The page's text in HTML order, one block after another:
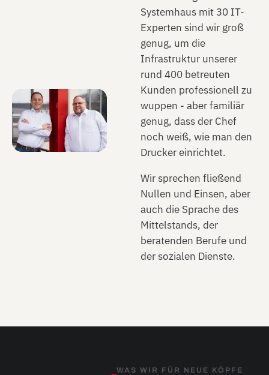
Systemhaus mit 30 IT-
Experten sind wir groß
genug, um die
Infrastruktur unserer
rund 400 betreuten
Kunden professionell zu
wuppen - aber familiär
genug, dass der Chef
noch weiß, wie man den
Drucker einrichtet.
Wir sprechen fließend
Nullen und Einsen, aber
auch die Sprache des
Mittelstands, der
beratenden Berufe und
der sozialen Dienste.
WAS WIR FÜR NEUE KÖPFE